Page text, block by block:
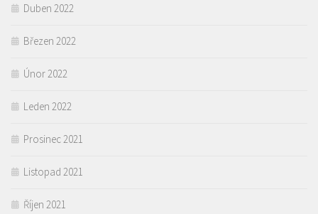
Duben 2022
Březen 2022
Únor 2022
Leden 2022
Prosinec 2021
Listopad 2021
Říjen 2021